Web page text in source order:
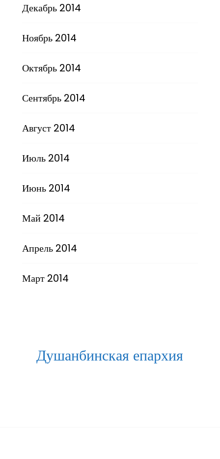
Декабрь 2014
Ноябрь 2014
Октябрь 2014
Сентябрь 2014
Август 2014
Июль 2014
Июнь 2014
Май 2014
Апрель 2014
Март 2014
Душанбинская епархия